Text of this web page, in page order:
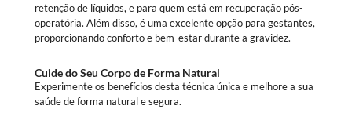
retenção de líquidos, e para quem está em recuperação pós-
operatória. Além disso, é uma excelente opção para gestantes,
proporcionando conforto e bem-estar durante a gravidez.
Cuide do Seu Corpo de Forma Natural
Experimente os benefícios desta técnica única e melhore a sua
saúde de forma natural e segura.